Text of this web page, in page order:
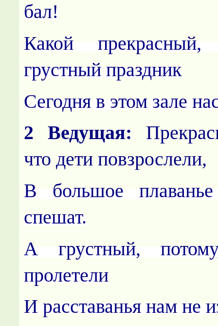
бал!
Какой
грустный праздник
Сегодня в этом зале
2 Ведущая:
что дети повзрослели,
В большое плаванье
спешат.
А грустный,
пролетели
И расставанья нам не